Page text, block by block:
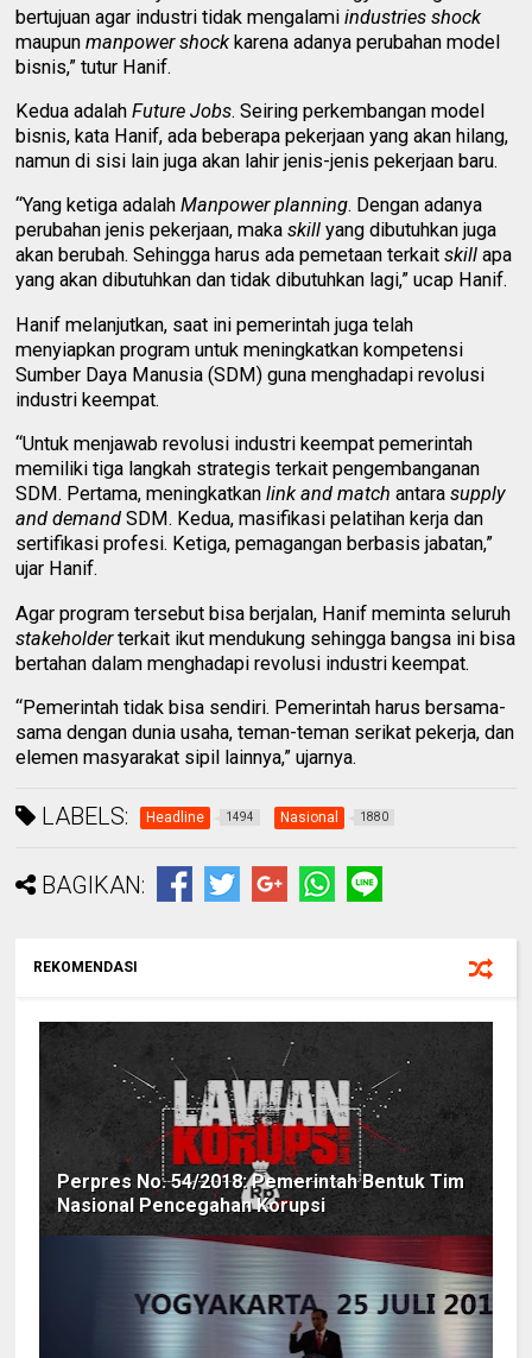
bertujuan agar industri tidak mengalamiindustries shock
maupunmanpower shock karena adanya perubahan model
bisnis,” tutur Hanif.
Kedua adalahFuture Jobs. Seiring perkembangan model
bisnis, kata Hanif, ada beberapa pekerjaan yang akan hilang,
namun di sisi lain juga akan lahir jenis-jenis pekerjaan baru.
“Yang ketiga adalah Manpower planning. Dengan adanya
perubahan jenis pekerjaan, makaskill yang dibutuhkan juga
akan berubah. Sehingga harus ada pemetaan terkaitskill apa
yang akan dibutuhkan dan tidak dibutuhkan lagi,” ucap Hanif.
Hanif melanjutkan, saat ini pemerintah juga telah
menyiapkan program untuk meningkatkan kompetensi
Sumber Daya Manusia (SDM) guna menghadapi revolusi
industri keempat.
“Untuk menjawab revolusi industri keempat pemerintah
memiliki tiga langkah strategis terkait pengembanganan
SDM. Pertama, meningkatkanlink and match antarasupply
and demand SDM. Kedua, masifikasi pelatihan kerja dan
sertifikasi profesi. Ketiga, pemagangan berbasis jabatan,”
ujar Hanif.
Agar program tersebut bisa berjalan, Hanif meminta seluruh
stakeholderterkait ikut mendukung sehingga bangsa ini bisa
bertahan dalam menghadapi revolusi industri keempat.
“Pemerintah tidak bisa sendiri. Pemerintah harus bersama-
sama dengan dunia usaha, teman-teman serikat pekerja, dan
elemen masyarakat sipil lainnya,” ujarnya.
LABELS: Headline 1494 Nasional 1880
BAGIKAN:
REKOMENDASI
Perpres No. 54/2018: Pemerintah Bentuk Tim
Nasional Pencegahan Korupsi